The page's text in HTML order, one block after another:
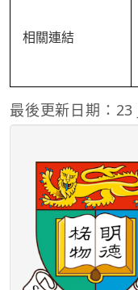
相關連結
最後更新日期：